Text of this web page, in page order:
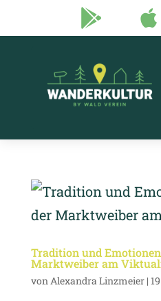
 
Tradition und
Marktweiber am
vonAlexandra Linzmeier|